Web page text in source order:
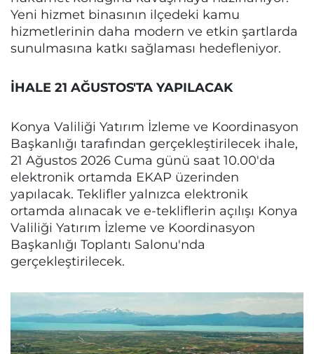
Yeni hizmet binasının ilçedeki kamu
hizmetlerinin daha modern ve etkin şartlarda
sunulmasına katkı sağlaması hedefleniyor.
İHALE 21 AĞUSTOS'TA YAPILACAK
Konya Valiliği Yatırım İzleme ve Koordinasyon
Başkanlığı tarafından gerçekleştirilecek ihale,
21 Ağustos 2026 Cuma günü saat 10.00'da
elektronik ortamda EKAP üzerinden
yapılacak. Teklifler yalnızca elektronik
ortamda alınacak ve e-tekliflerin açılışı Konya
Valiliği Yatırım İzleme ve Koordinasyon
Başkanlığı Toplantı Salonu'nda
gerçekleştirilecek.